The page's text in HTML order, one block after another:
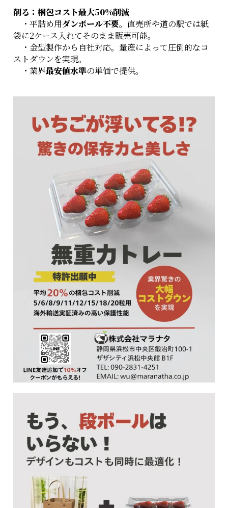
削る：梱包コスト最大50%削減
・平詰め用ダンボール不要。直売所や道の駅では紙
袋に2ケース入れてそのまま販売可能。
・金型製作から自社対応。量産によって圧倒的なコ
ストダウンを実現。
・業界最安値水準の単価で提供。